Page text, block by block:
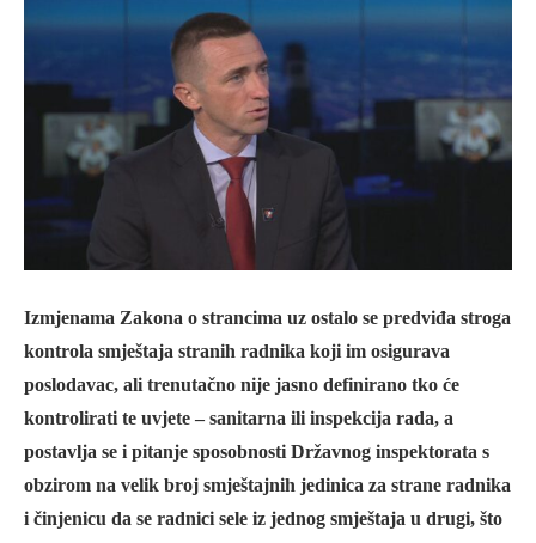
Izmjenama Zakona o strancima uz ostalo se predviđa stroga
kontrola smještaja stranih radnika koji im osigurava
poslodavac, ali trenutačno nije jasno definirano tko će
kontrolirati te uvjete – sanitarna ili inspekcija rada, a
postavlja se i pitanje sposobnosti Državnog inspektorata s
obzirom na velik broj smještajnih jedinica za strane radnika
i činjenicu da se radnici sele iz jednog smještaja u drugi, što